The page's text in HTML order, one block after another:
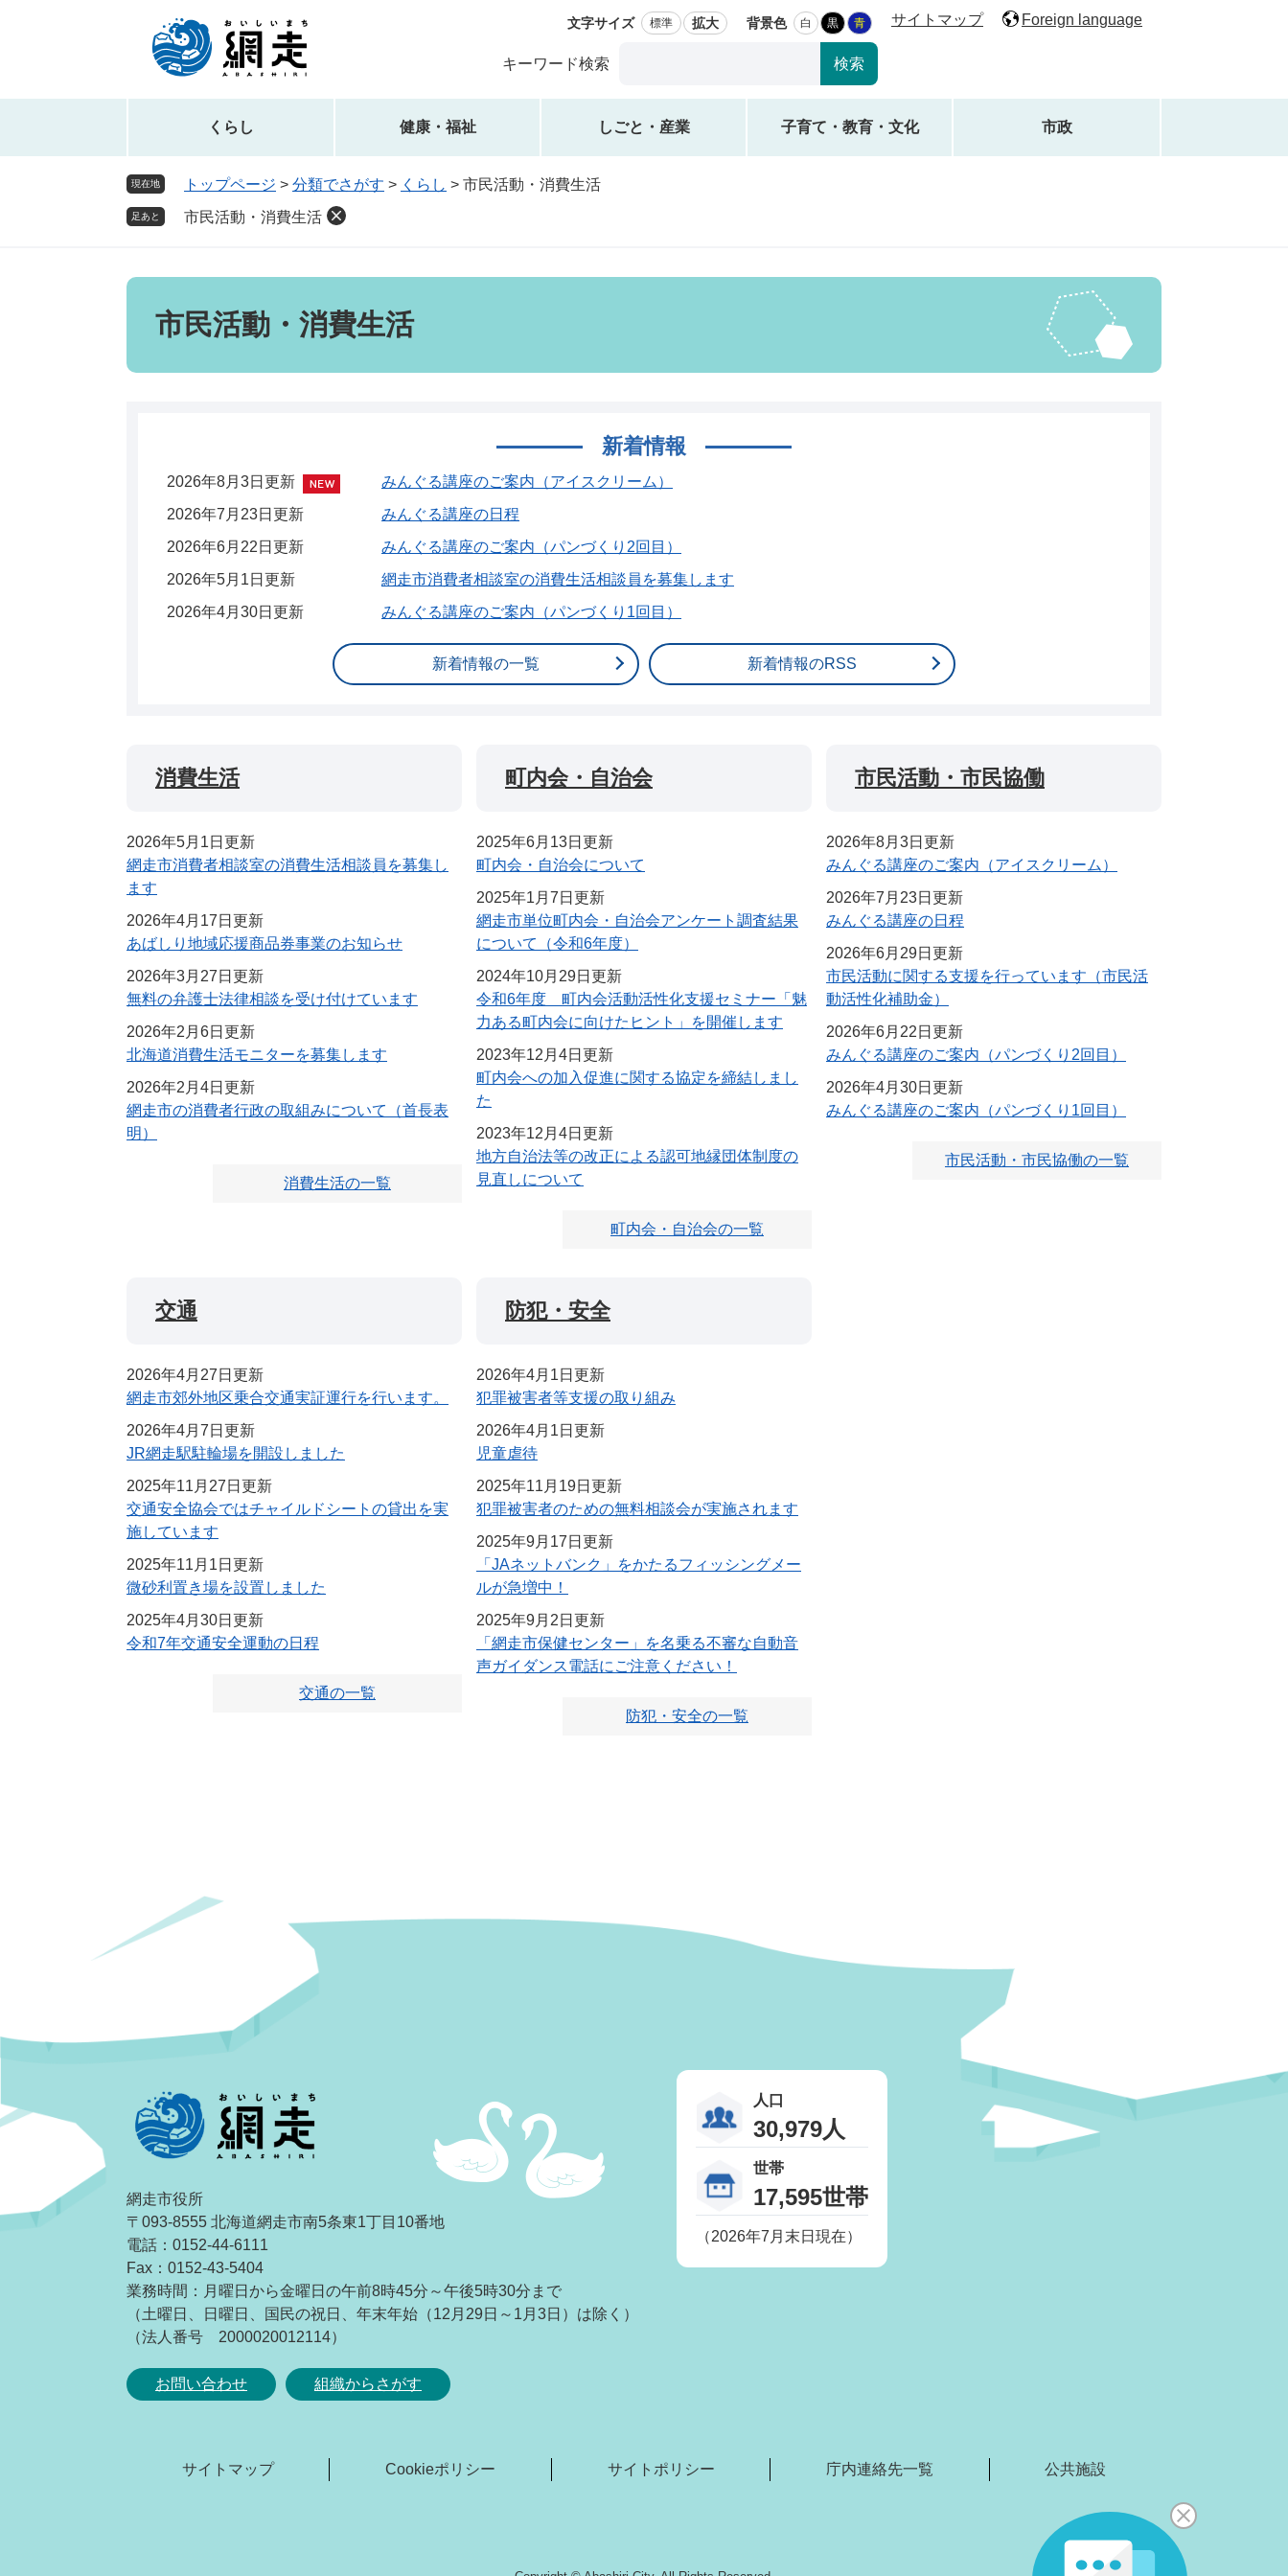
先
を
文字サイズ 標準 拡大 背景色 白 黒 青 サイトマップ Foreign language
キーワード検索
ス
タ
くらし 健康・福祉 しごと・産業 子育て・教育・文化 市政
現在地 トップページ > 分類でさがす > くらし > 市民活動・消費生活
足あと 市民活動・消費生活
本
市民活動・消費生活
新着情報
2026年8月3日更新
みんぐる講座のご案内（アイスクリーム）
2026年7月23日更新
みんぐる講座の日程
2026年6月22日更新
みんぐる講座のご案内（パンづくり2回目）
2026年5月1日更新
網走市消費者相談室の消費生活相談員を募集します
2026年4月30日更新
みんぐる講座のご案内（パンづくり1回目）
新着情報の一覧 新着情報のRSS
消費生活
2026年5月1日更新
網走市消費者相談室の消費生活相談員を募集し
ます
2026年4月17日更新
あばしり地域応援商品券事業のお知らせ
2026年3月27日更新
無料の弁護士法律相談を受け付けています
2026年2月6日更新
北海道消費生活モニターを募集します
2026年2月4日更新
網走市の消費者行政の取組みについて（首長表
明）
消費生活の一覧
町内会・自治会
2025年6月13日更新
町内会・自治会について
2025年1月7日更新
網走市単位町内会・自治会アンケート調査結果
について（令和6年度）
2024年10月29日更新
令和6年度 町内会活動活性化支援セミナー「魅
力ある町内会に向けたヒント」を開催します
2023年12月4日更新
町内会への加入促進に関する協定を締結しまし
た
2023年12月4日更新
地方自治法等の改正による認可地縁団体制度の
見直しについて
町内会・自治会の一覧
市民活動・市民協働
2026年8月3日更新
みんぐる講座のご案内（アイスクリーム）
2026年7月23日更新
みんぐる講座の日程
2026年6月29日更新
市民活動に関する支援を行っています（市民活
動活性化補助金）
2026年6月22日更新
みんぐる講座のご案内（パンづくり2回目）
2026年4月30日更新
みんぐる講座のご案内（パンづくり1回目）
市民活動・市民協働の一覧
交通
2026年4月27日更新
網走市郊外地区乗合交通実証運行を行います。
2026年4月7日更新
JR網走駅駐輪場を開設しました
2025年11月27日更新
交通安全協会ではチャイルドシートの貸出を実
施しています
2025年11月1日更新
微砂利置き場を設置しました
2025年4月30日更新
令和7年交通安全運動の日程
交通の一覧
防犯・安全
2026年4月1日更新
犯罪被害者等支援の取り組み
2026年4月1日更新
児童虐待
2025年11月19日更新
犯罪被害者のための無料相談会が実施されます
2025年9月17日更新
「JAネットバンク」をかたるフィッシングメー
ルが急増中！
2025年9月2日更新
「網走市保健センター」を名乗る不審な自動音
声ガイダンス電話にご注意ください！
防犯・安全の一覧
網走市役所
〒093-8555 北海道網走市南5条東1丁目10番地
電話：0152-44-6111
Fax：0152-43-5404
業務時間：月曜日から金曜日の午前8時45分～午後5時30分まで
（土曜日、日曜日、国民の祝日、年末年始（12月29日～1月3日）は除く）
（法人番号 2000020012114）
お問い合わせ 組織からさがす
人口
30,979人
世帯
17,595世帯
（2026年7月末日現在）
サイトマップ Cookieポリシー サイトポリシー 庁内連絡先一覧 公共施設